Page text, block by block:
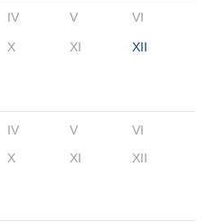
IV V VI
X XI XII
IV V
VI
X XI XII